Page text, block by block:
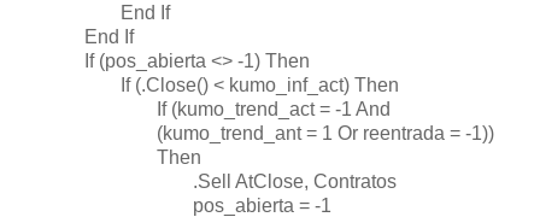
End If
End If
If (pos_abierta <> -1) Then
If (.Close() < kumo_inf_act) Then
If (kumo_trend_act = -1 And
(kumo_trend_ant = 1 Or reentrada = -1))
Then
.Sell AtClose, Contratos
pos_abierta = -1